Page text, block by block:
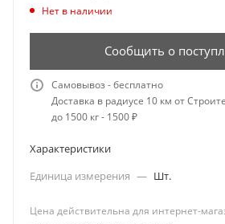
Нет в наличии
Сообщить о
Самовывоз - бесплатно
Доставка в радиусе 10 км от
до 1500 кг - 1500 ₽
Характеристики
Единица измерения — Шт.
Цена действительна для интернет-